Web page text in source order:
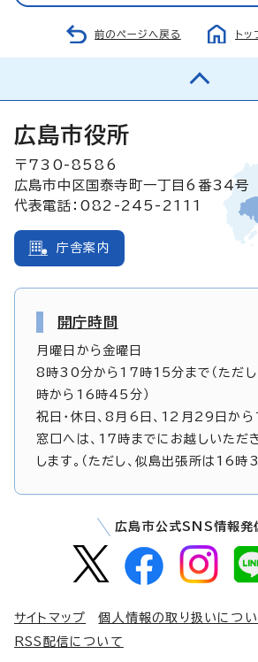
前のページへ戻る ト
広島市役所
〒730-8586
広島市中区国泰寺町一丁目6番34号
代表電話：082-245-2111
庁舎案内
開庁時間
月曜日から金曜日
8時30分から17時15分まで（ただし
時から16時45分）
祝日・休日、8月6日、12月29日か
窓口へは、17時までにお越しいただ
します。（ただし、似島出張所は16時
広島市公式SNS情報発
サイトマップ 個人情報の取り扱いにつ
RSS配信について